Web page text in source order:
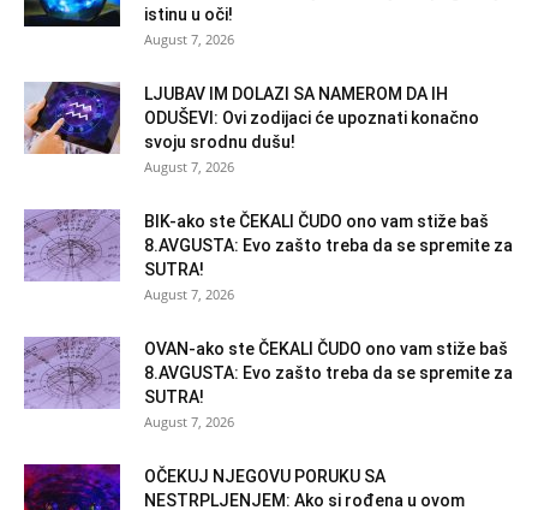
istinu u oči!
August 7, 2026
LJUBAV IM DOLAZI SA NAMEROM DA IH
ODUŠEVI: Ovi zodijaci će upoznati konačno
svoju srodnu dušu!
August 7, 2026
BIK-ako ste ČEKALI ČUDO ono vam stiže baš
8.AVGUSTA: Evo zašto treba da se spremite za
SUTRA!
August 7, 2026
OVAN-ako ste ČEKALI ČUDO ono vam stiže baš
8.AVGUSTA: Evo zašto treba da se spremite za
SUTRA!
August 7, 2026
OČEKUJ NJEGOVU PORUKU SA
NESTRPLJENJEM: Ako si rođena u ovom